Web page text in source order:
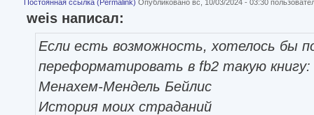
Постоянная ссылка (Permalink) Опубликовано вс, 10/03/2024 - 03:30
weis написал:
Если есть возможность, хотелось бы
переформатировать в fb2 такую книгу:
Менахем-Мендель Бейлис
История моих страданий